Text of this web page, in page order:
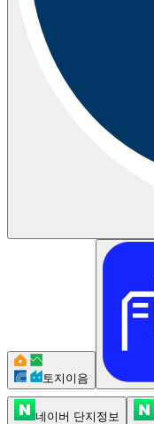
토지이음
네이버 단지정보